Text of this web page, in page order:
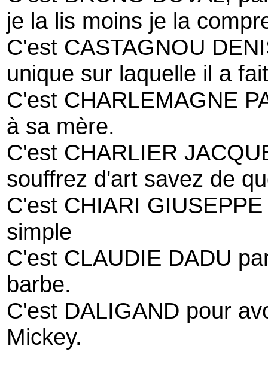
je la lis moins je la
C'est CASTAGNOU
unique sur laquelle il a
C'est CHARLEMAGNE
à sa mère.
C'est CHARLIER
souffrez d'art savez de
C'est CHIARI
simple
C'est CLAUDIE DADU
barbe.
C'est DALIGAND pour
Mickey.